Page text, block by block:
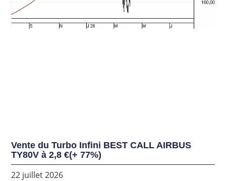
Vente du Turbo Infini BEST CALL AIRBUS
TY80V à 2,8 €(+ 77%)
22 juillet 2026